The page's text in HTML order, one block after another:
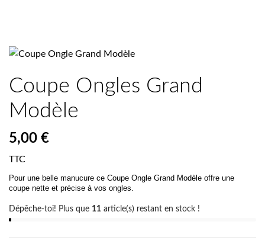
Coupe Ongles Grand
Modèle
5,00 €
TTC
Pour une belle manucure ce Coupe Ongle Grand Modèle offre une
coupe nette et précise à vos ongles.
Dépêche-toi! Plus que 11 article(s) restant en stock !